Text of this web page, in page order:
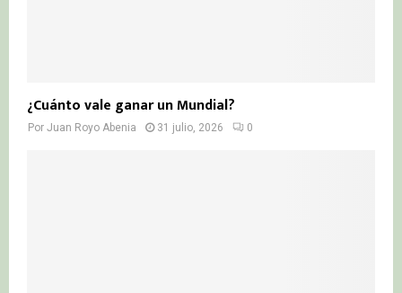
¿Cuánto vale ganar un Mundial?
Por Juan Royo Abenia 31 julio, 2026 0